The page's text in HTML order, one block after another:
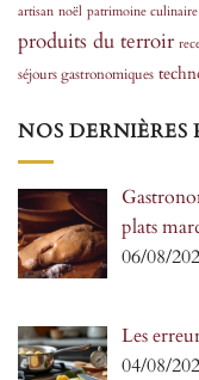
artisan noël patrimoine culinaire
produits du terroir
séjours gastronomiques
NOS
plats
06/08/
Les
04/08/